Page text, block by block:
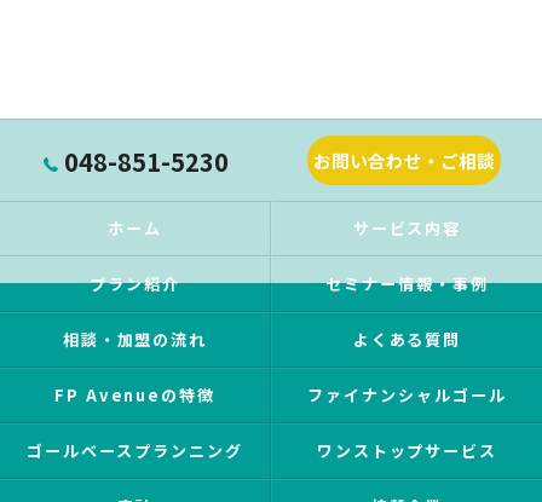
048-851-5230 お問い合わせ・ご相談
ホーム サービス内容
プラン紹介 セミナー情報・事例
相談・加盟の流れ よくある質問
FP Avenueの特徴 ファイナンシャルゴール
ゴールベースプランニング ワンストップサービス